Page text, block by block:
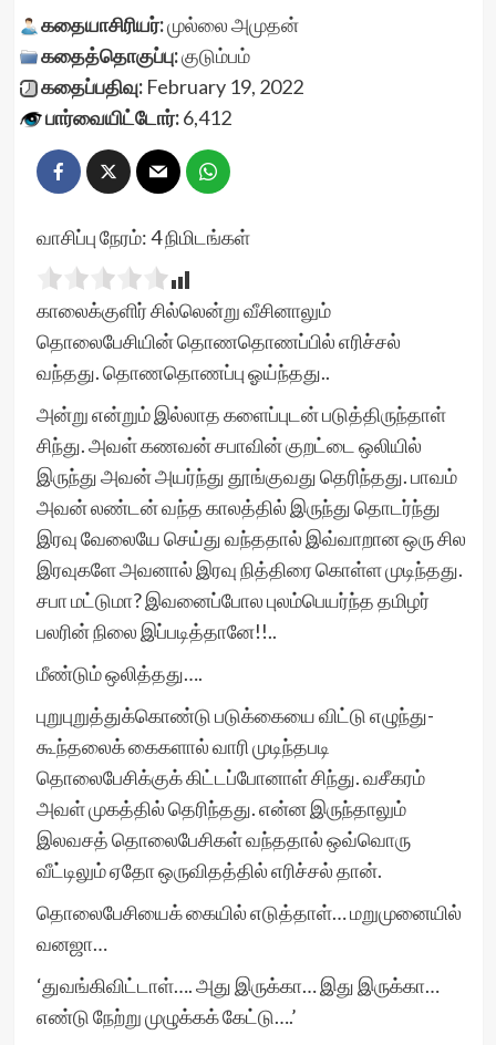
கதையாசிரியர்:முல்லை அமுதன்
கதைத்தொகுப்பு:குடும்பம்
கதைப்பதிவு:February 19, 2022
பார்வையிட்டோர்:6,412
வாசிப்பு நேரம்:4நிமிடங்கள்
காலைக்குளிர் சில்லென்று வீசினாலும்
தொலைபேசியின் தொணதொணப்பில் எரிச்சல்
வந்தது. தொணதொணப்பு ஓய்ந்தது..
அன்று என்றும் இல்லாத களைப்புடன் படுத்திருந்தாள்
சிந்து. அவள் கணவன் சபாவின் குறட்டை ஒலியில்
இருந்து அவன் அயர்ந்து தூங்குவது தெரிந்தது. பாவம்
அவன் லண்டன் வந்த காலத்தில் இருந்து தொடர்ந்து
இரவு வேலையே செய்து வந்ததால் இவ்வாறான ஒரு சில
இரவுகளே அவனால் இரவு நித்திரை கொள்ள முடிந்தது.
சபா மட்டுமா? இவனைப்போல புலம்பெயர்ந்த தமிழர்
பலரின் நிலை இப்படித்தானே!!..
மீண்டும் ஒலித்தது….
புறுபுறுத்துக்கொண்டு படுக்கையை விட்டு எழுந்து-
கூந்தலைக் கைகளால் வாரி முடிந்தபடி
தொலைபேசிக்குக் கிட்டப்போனாள் சிந்து. வசீகரம்
அவள் முகத்தில் தெரிந்தது. என்ன இருந்தாலும்
இலவசத் தொலைபேசிகள் வந்ததால் ஒவ்வொரு
வீட்டிலும் ஏதோ ஒருவிதத்தில் எரிச்சல் தான்.
தொலைபேசியைக் கையில் எடுத்தாள்… மறுமுனையில்
வனஜா…
‘துவங்கிவிட்டாள்…. அது இருக்கா… இது இருக்கா…
எண்டு நேற்று முழுக்கக் கேட்டு….’